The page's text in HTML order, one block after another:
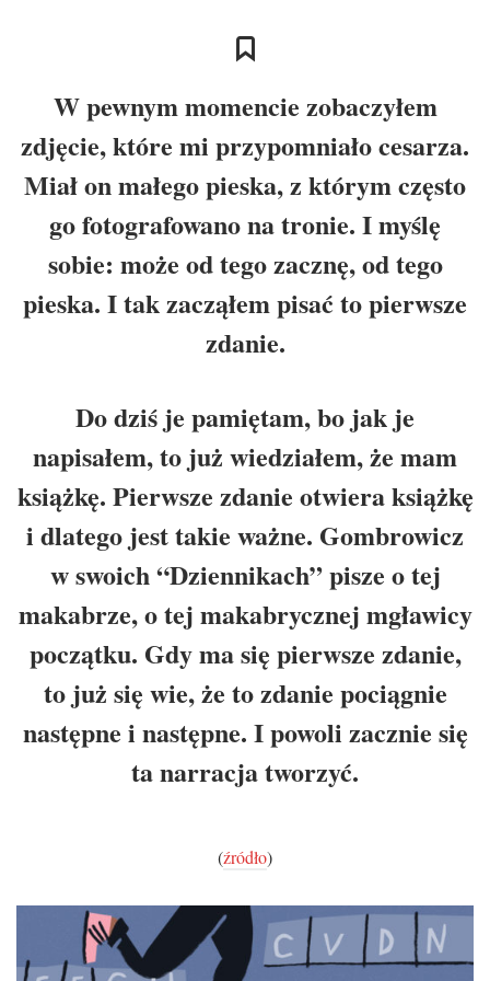
W pewnym momencie zobaczyłem
zdjęcie, które mi przypomniało cesarza.
Miał on małego pieska, z którym często
go fotografowano na tronie. I myślę
sobie: może od tego zacznę, od tego
pieska. I tak zacząłem pisać to pierwsze
zdanie.
Do dziś je pamiętam, bo jak je
napisałem, to już wiedziałem, że mam
książkę. Pierwsze zdanie otwiera książkę
i dlatego jest takie ważne. Gombrowicz
w swoich “Dziennikach” pisze o tej
makabrze, o tej makabrycznej mgławicy
początku. Gdy ma się pierwsze zdanie,
to już się wie, że to zdanie pociągnie
następne i następne. I powoli zacznie się
ta narracja tworzyć.
(źródło)